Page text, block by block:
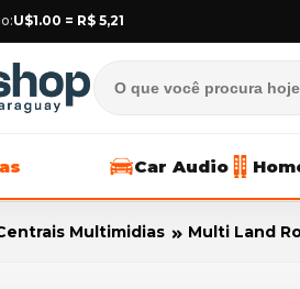
U$1.00 = R$ 5,21
Car Audio
Multimidias Multi Land